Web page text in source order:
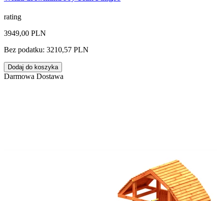
rating
3949,00 PLN
Bez podatku: 3210,57 PLN
Dodaj do koszyka
Darmowa Dostawa